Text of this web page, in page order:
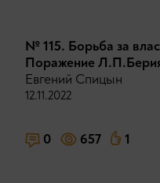
№ 115. Борьба за
Поражение
Евгений Спицын
12.11.2022
0 657 1